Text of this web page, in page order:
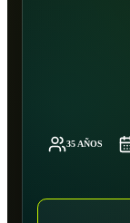
35 AÑOS